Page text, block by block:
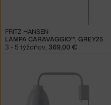
LAMPA CARAVAGGIO™, GREY25
FRITZ HANSEN
3 - 5 týždňov, 369,00 €